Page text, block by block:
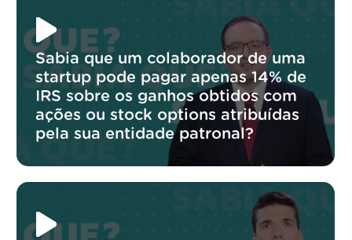
Sabia que um colaborador de uma
startup pode pagar apenas 14% de
IRS sobre os ganhos obtidos com
ações ou stock options atribuídas
pela sua entidade patronal?